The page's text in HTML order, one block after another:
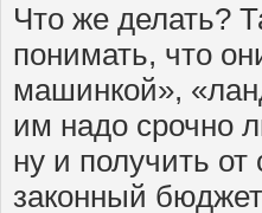
Что же делать?
понимать, что
машинкой»,
им надо срочно
ну и получить
законный